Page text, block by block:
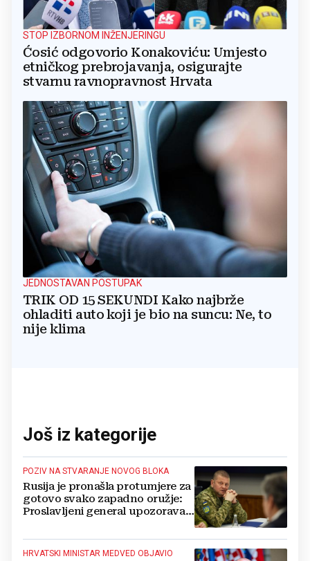
STOP IZBORNOM INŽENJERINGU
Ćosić odgovorio Konakoviću: Umjesto
etničkog prebrojavanja, osigurajte
stvarnu ravnopravnost Hrvata
JEDNOSTAVAN POSTUPAK
TRIK OD 15 SEKUNDI Kako najbrže
ohladiti auto koji je bio na suncu: Ne, to
nije klima
Još iz kategorije
POZIV NA STVARANJE NOVOG BLOKA
Rusija je pronašla protumjere za
gotovo svako zapadno oružje:
Proslavljeni general upozorava
HRVATSKI MINISTAR MEDVED OBJAVIO